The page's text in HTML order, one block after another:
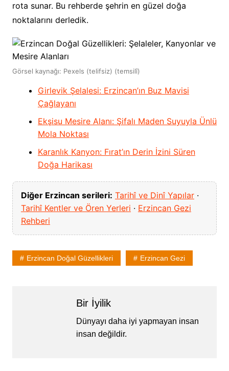
rota sunar. Bu rehberde şehrin en güzel doğa
noktalarını derledik.
Görsel kaynağı: Pexels (telifsiz) (temsilî)
Girlevik Şelalesi: Erzincan’ın Buz Mavisi
Çağlayanı
Ekşisu Mesire Alanı: Şifalı Maden Suyuyla Ünlü
Mola Noktası
Karanlık Kanyon: Fırat’ın Derin İzini Süren
Doğa Harikası
Diğer Erzincan serileri: Tarihî ve Dinî Yapılar·
Tarihî Kentler ve Ören Yerleri · Erzincan Gezi
Rehberi
Erzincan Doğal Güzellikleri Erzincan Gezi
Bir İyilik
Dünyayı daha iyi yapmayan insan
insan değildir.